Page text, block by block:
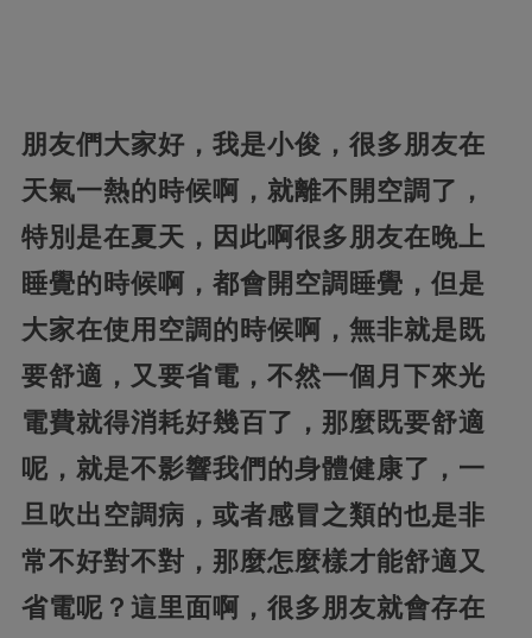
朋友們大家好，我是小俊，很多朋友在
天氣一熱的時候啊，就離不開空調了，
特別是在夏天，因此啊很多朋友在晚上
睡覺的時候啊，都會開空調睡覺，但是
大家在使用空調的時候啊， 無非就是既
要舒適，又要省電，不然一個月下來光
電費就得消耗好幾百了，那麼既要舒適
呢，就是不影響我們的身體健康了，一
旦吹出空調病，或者感冒之類的也是非
常不好對不對， 那麼怎麼樣才能舒適又
省電呢？這里面啊，很多朋友就會存在